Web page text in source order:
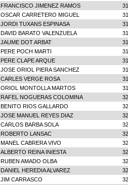
FRANCISCO JIMENEZ RAMOS
OSCAR CARRETERO MIGUEL
JORDI TUXANS ESPINASA
DAVID BARATO VALENZUELA
JAUME DOT ARBAT
PERE POCH MARTI
PERE CLAPE ARQUE
JOSE ORIOL PIERA SANCHEZ
CARLES VERGE ROSA
ORIOL MONTOLLA MARTOS
RAFEL NOGUERAS COLOMINA
BENITO RIOS GALLARDO
JOSE MANUEL REYES DIAZ
CARLOS BARBA SOLA
ROBERTO LANSAC
MANEL CABRERA VIVO
ALBERTO REINA INIESTA
RUBEN AMADO OLBA
DANIEL HEREDIA ALVAREZ
JIM CARRASCO